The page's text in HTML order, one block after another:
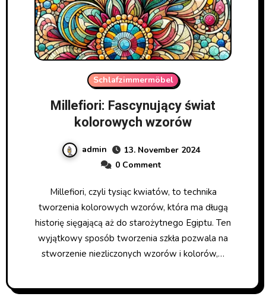
Schlafzimmermöbel
Millefiori: Fascynujący świat
kolorowych wzorów
admin
13. November 2024
0 Comment
Millefiori, czyli tysiąc kwiatów, to technika
tworzenia kolorowych wzorów, która ma długą
historię sięgającą aż do starożytnego Egiptu. Ten
wyjątkowy sposób tworzenia szkła pozwala na
stworzenie niezliczonych wzorów i kolorów,…